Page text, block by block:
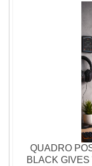
QUADRO
BLACK